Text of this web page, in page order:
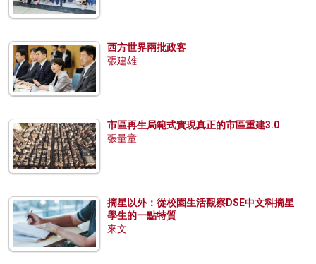
西方世界兩批政客
張建雄
市區再生局範式實現真正的市區重建3.0
張量童
摘星以外：從校園生活觀察DSE中文科摘星
學生的一點特質
來文